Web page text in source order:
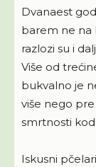
Dvanaest
barem ne na
razlozi su i
Više od
bukvalno je
više nego
smrtnosti
Iskusni